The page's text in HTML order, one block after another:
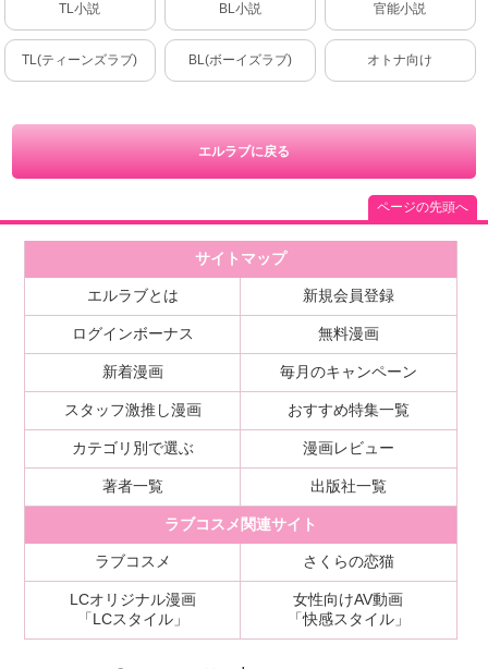
TL小説 BL小説 官能小説
TL(ティーンズラブ) BL(ボーイズラブ) オトナ向け
エルラブに戻る
ページの先頭へ
サイトマップ
エルラブとは 新規会員登録
ログインボーナス 無料漫画
新着漫画 毎月のキャンペーン
スタッフ激推し漫画 おすすめ特集一覧
カテゴリ別で選ぶ 漫画レビュー
著者一覧 出版社一覧
ラブコスメ関連サイト
ラブコスメ さくらの恋猫
LCオリジナル漫画
「LCスタイル」
女性向けAV動画
「快感スタイル」